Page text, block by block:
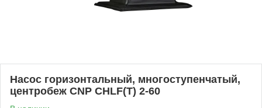
Насос горизонтальный, многоступенчатый,
центробеж CNP CHLF(T) 2-60